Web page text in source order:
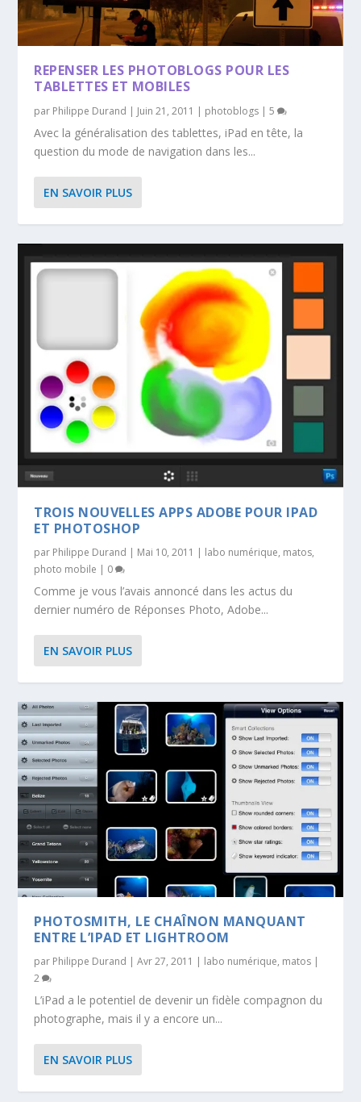
REPENSER LES PHOTOBLOGS POUR LES
TABLETTES ET MOBILES
par Philippe Durand | Juin 21, 2011 | photoblogs |5
Avec la généralisation des tablettes, iPad en tête, la
question du mode de navigation dans les...
EN SAVOIR PLUS
TROIS NOUVELLES APPS ADOBE POUR IPAD
ET PHOTOSHOP
par Philippe Durand | Mai 10, 2011 | labo numérique, matos,
photo mobile | 0
Comme je vous l’avais annoncé dans les actus du
dernier numéro de Réponses Photo, Adobe...
EN SAVOIR PLUS
PHOTOSMITH, LE CHAÎNON MANQUANT
ENTRE L’IPAD ET LIGHTROOM
par Philippe Durand |Avr 27, 2011 | labo numérique, matos |
2
L’iPad a le potentiel de devenir un fidèle compagnon du
photographe, mais il y a encore un...
EN SAVOIR PLUS